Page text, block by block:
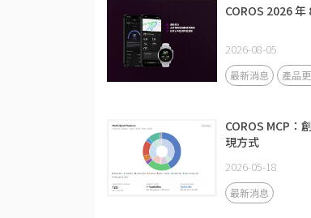
COROS 2026
2026-08-05
最新消息 產品
COROS MCP：
現方式
2026-05-18
最新消息